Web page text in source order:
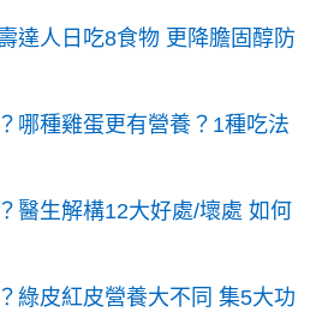
達人日吃8食物 更降膽固醇防
哪種雞蛋更有營養？1種吃法
醫生解構12大好處/壞處 如何
綠皮紅皮營養大不同 集5大功